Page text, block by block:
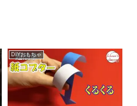
DIYおもちゃ